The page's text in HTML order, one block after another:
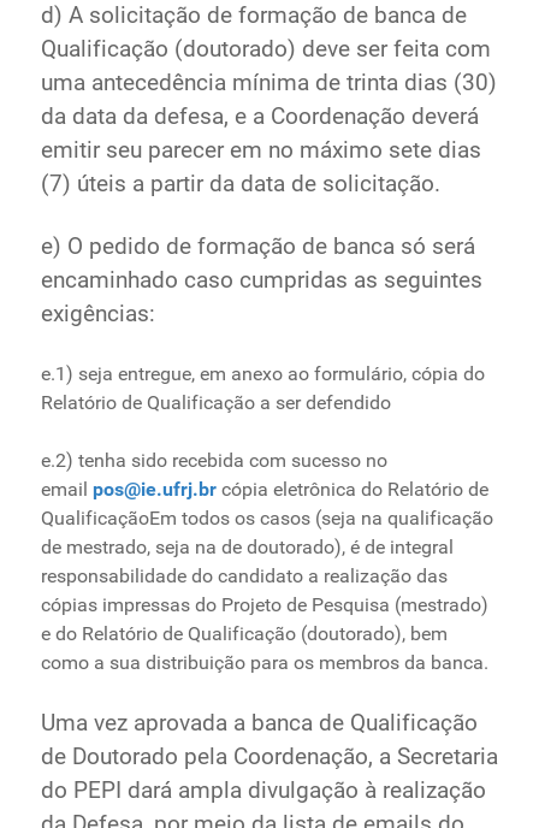
d) A solicitação de formação de banca de
Qualificação (doutorado) deve ser feita com
uma antecedência mínima de trinta dias (30)
da data da defesa, e a Coordenação deverá
emitir seu parecer em no máximo sete dias
(7) úteis a partir da data de solicitação.
e) O pedido de formação de banca só será
encaminhado caso cumpridas as seguintes
exigências:
e.1) seja entregue, em anexo ao formulário, cópia do
Relatório de Qualificação a ser defendido
e.2) tenha sido recebida com sucesso no
email pos@ie.ufrj.brcópia eletrônica do Relatório de
QualificaçãoEm todos os casos (seja na qualificação
de mestrado, seja na de doutorado), é de integral
responsabilidade do candidato a realização das
cópias impressas do Projeto de Pesquisa (mestrado)
e do Relatório de Qualificação (doutorado), bem
como a sua distribuição para os membros da banca.
Uma vez aprovada a banca de Qualificação
de Doutorado pela Coordenação, a Secretaria
do PEPI dará ampla divulgação à realização